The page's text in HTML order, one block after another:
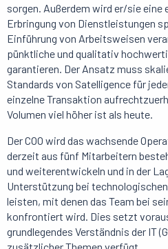
sorgen. Außerdem wird er/sie eine
Erbringung von Dienstleistungen
Einführung von Arbeitsweisen
pünktliche und qualitativ
garantieren. Der Ansatz muss
Standards von Satelligence für
einzelne Transaktion
Volumen viel höher ist als heute.
Der COO wird das wachsende
derzeit aus fünf Mitarbeitern
und weiterentwickeln und in der
Unterstützung bei
leisten, mit denen das Team bei
konfrontiert wird. Dies setzt
grundlegendes Verständnis der IT
zusätzlicher Themen verfügt.